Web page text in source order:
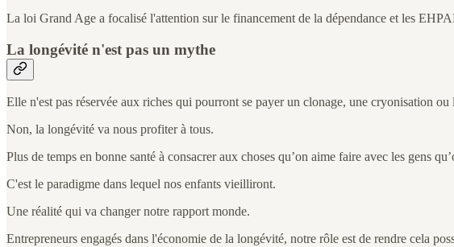
La loi Grand Age a focalisé l'attention sur le financement de la dépendance et les
La longévité n'est pas un mythe
Elle n'est pas réservée aux riches qui pourront se payer un clonage, une cryonisation
Non, la longévité va nous profiter à tous.
Plus de temps en bonne santé à consacrer aux choses qu’on aime faire avec les gens
C'est le paradigme dans lequel nos enfants vieilliront.
Une réalité qui va changer notre rapport monde.
Entrepreneurs engagés dans l'économie de la longévité, notre rôle est de rendre cela